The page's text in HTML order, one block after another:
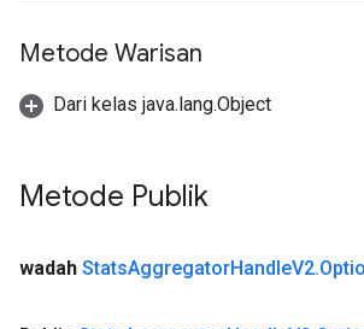
Metode Warisan
Dari kelas java.lang.Object
Metode Publik
wadah StatsAggregatorHandleV2.